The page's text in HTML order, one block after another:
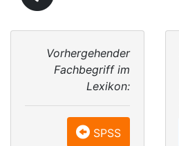
Vorhergehender
Fachbegriff im
Lexikon:
SPSS